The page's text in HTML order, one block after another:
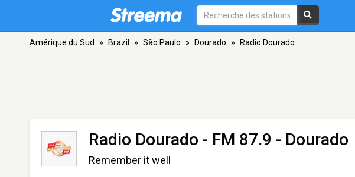
Amérique du Sud » Brazil » São Paulo » Dourado » Radio Dourado
Radio Dourado - FM 87.9 - Dourado
Remember it well